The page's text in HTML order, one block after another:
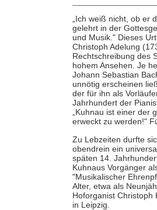
„Ich weiß nicht, ob er
gelehrt in der
und Musik." Dieses
Christoph Adelung
Rechtschreibung des
hohem Ansehen. Je
Johann Sebastian
unnötig erscheinen
der für ihn als
Jahrhundert der
„Kuhnau ist einer der
erweckt zu werden!"
Zu Lebzeiten durfte
obendrein ein
späten 14.
Kuhnaus Vorgänger
"Musikalischer
Alter, etwa als
Hoforganist Christoph
in Leipzig.